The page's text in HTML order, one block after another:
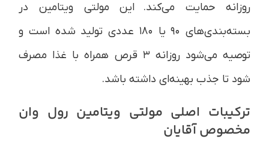
روزانه حمایت می‌کند. این مولتی ویتامین در
بسته‌بندی‌های ۹۰ یا ۱۸۰ عددی تولید شده است و
توصیه می‌شود روزانه ۳ قرص همراه با غذا مصرف
شود تا جذب بهینه‌ای داشته باشد.
ترکیبات اصلی مولتی ویتامین رول وان
مخصوص آقایان